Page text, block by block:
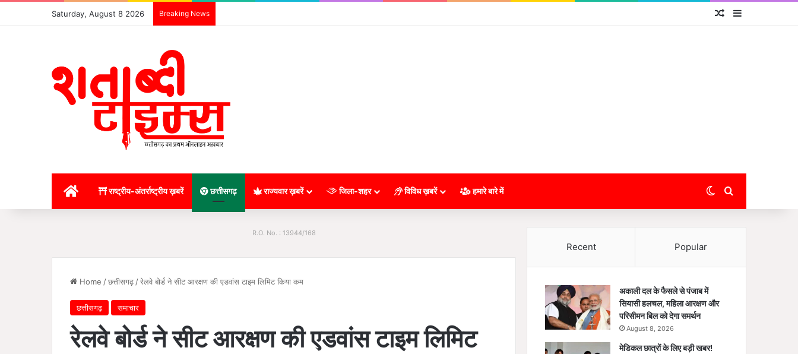
Saturday, August 8 2026 Breaking News Random Article
राष्ट्रीय-अंतर्राष्ट्रीय ख़बरें छत्तीसगढ़ राज्यवार ख़बरें जिला-शहर विविध ख़बरें हमारे बारे में Switch skin
R.O. No. : 13944/168
Home /छत्तीसगढ़ /रेलवे बोर्ड ने सीट आरक्षण की एडवांस टाइम लिमिट किया कम
छत्तीसगढ़ समाचार
रेलवे बोर्ड ने सीट आरक्षण की एडवांस टाइम लिमिट
Recent Popular
अकाली दल के फैसले से पंजाब में
सियासी हलचल, महिला आरक्षण और
परिसीमन बिल को देगा समर्थन
August 8, 2026
मेडिकल छात्रों के लिए बड़ी खबर!